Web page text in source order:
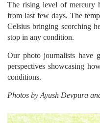
The rising level of mercury
from last few days. The
Celsius bringing scorching
stop in any condition.
Our photo journalists have
perspectives showcasing
conditions.
Photos by Ayush Devpura